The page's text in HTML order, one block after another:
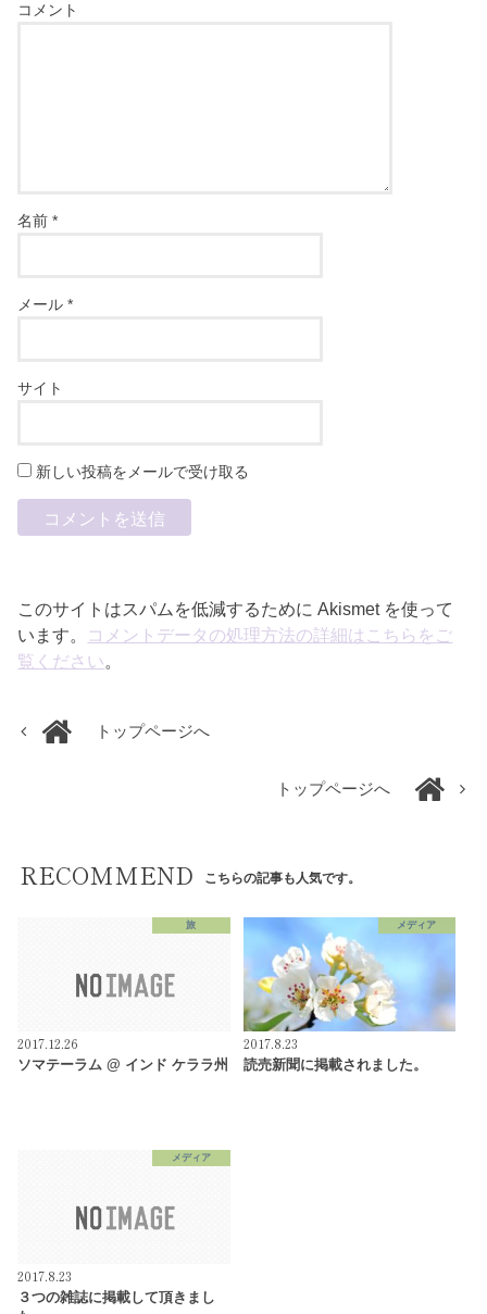
コメント
名前*
メール*
サイト
新しい投稿をメールで受け取る
このサイトはスパムを低減するために Akismet を使って
います。
コメントデータの処理方法の詳細はこちらをご
覧ください。
トップページへ
トップページへ
RECOMMEND こちらの記事も人気です。
旅
2017.12.26
ソマテーラム @ インド ケララ州
メディア
2017.8.23
読売新聞に掲載されました。
メディア
2017.8.23
３つの雑誌に掲載して頂きまし